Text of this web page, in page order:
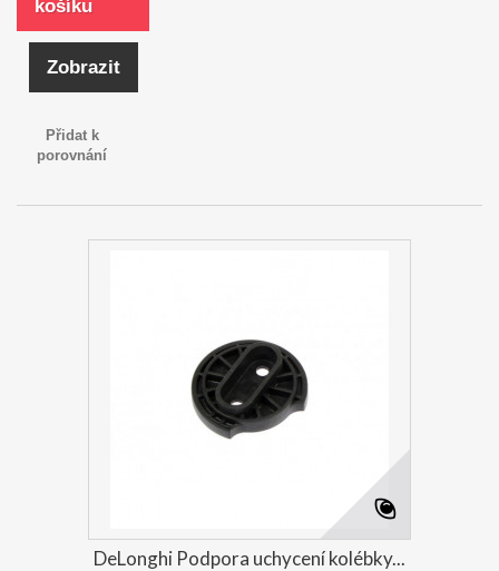
košíku
Zobrazit
Přidat k
porovnání
DeLonghi Podpora uchycení kolébky...